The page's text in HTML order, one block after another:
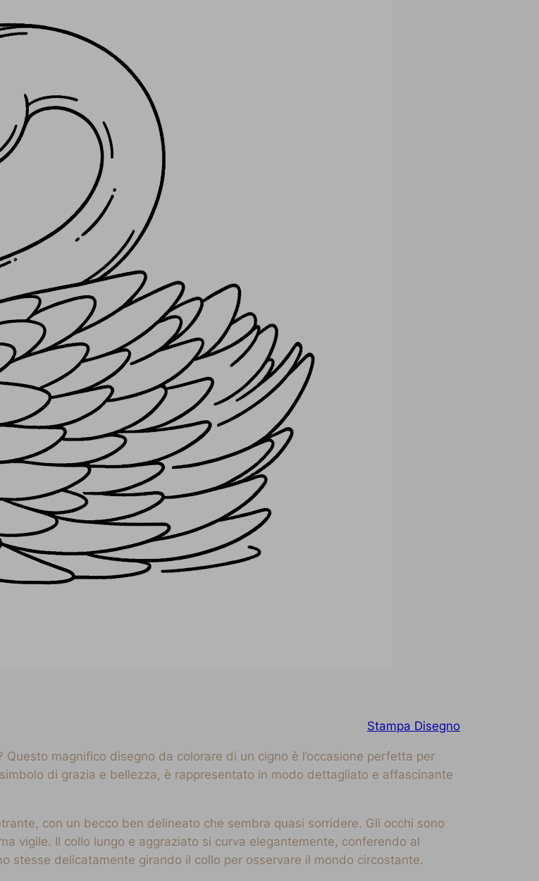
Stampa Disegno
magnifico disegno da colorare di un cigno è l’occasione perfetta per
di grazia e bellezza, è rappresentato in modo dettagliato e affascinante
con un becco ben delineato che sembra quasi sorridere. Gli occhi sono
vigile. Il collo lungo e aggraziato si curva elegantemente, conferendo al
stesse delicatamente girando il collo per osservare il mondo circostante.